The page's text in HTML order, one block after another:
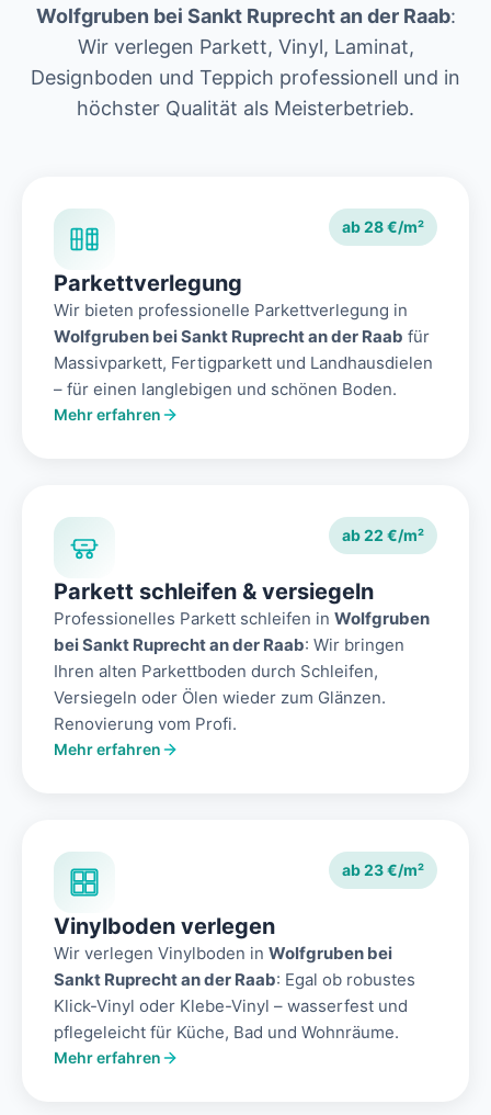
Wolfgruben bei Sankt Ruprecht an der Raab:
Wir verlegen Parkett, Vinyl, Laminat,
Designboden und Teppich professionell und in
höchster Qualität als Meisterbetrieb.
ab 28 €/m²
Parkettverlegung
Wir bieten professionelle Parkettverlegung in
Wolfgruben bei Sankt Ruprecht an der Raab für
Massivparkett, Fertigparkett und Landhausdielen
– für einen langlebigen und schönen Boden.
Mehr erfahren
ab 22 €/m²
Parkett schleifen & versiegeln
Professionelles Parkett schleifen in Wolfgruben
bei Sankt Ruprecht an der Raab: Wir bringen
Ihren alten Parkettboden durch Schleifen,
Versiegeln oder Ölen wieder zum Glänzen.
Renovierung vom Profi.
Mehr erfahren
ab 23 €/m²
Vinylboden verlegen
Wir verlegen Vinylboden in Wolfgruben bei
Sankt Ruprecht an der Raab: Egal ob robustes
Klick-Vinyl oder Klebe-Vinyl – wasserfest und
pflegeleicht für Küche, Bad und Wohnräume.
Mehr erfahren